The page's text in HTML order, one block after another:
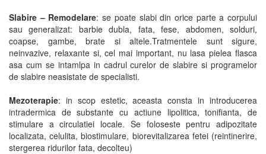
Slabire – Remodelare: se poate slabi din orice parte a corpului
sau generalizat: barbie dubla, fata, fese, abdomen, solduri,
coapse, gambe, brate si altele.Tratmentele sunt sigure,
neinvazive, relaxante si, cel mai important, nu lasa pielea flasca
asa cum se intamlpa in cadrul curelor de slabire si programelor
de slabire neasistate de specialisti.
Mezoterapie: in scop estetic, aceasta consta in introducerea
intradermica de substante cu actiune lipolitica, tonifianta, de
stimulare a circulatiei locale. Se foloseste pentru adipozitate
localizata, celulita, biostimulare, biorevitalizarea fetei (reintinerire,
stergerea ridurilor fata, decolteu)